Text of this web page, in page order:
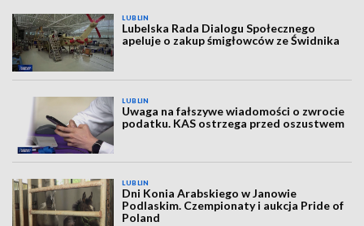
LUBLIN
Lubelska Rada Dialogu Społecznego
apeluje o zakup śmigłowców ze Świdnika
LUBLIN
Uwaga na fałszywe wiadomości o zwrocie
podatku. KAS ostrzega przed oszustwem
LUBLIN
Dni Konia Arabskiego w Janowie
Podlaskim. Czempionaty i aukcja Pride of
Poland